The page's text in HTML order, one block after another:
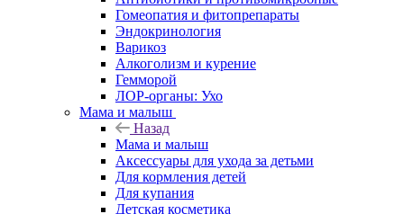
Гомеопатия и фитопрепараты
Эндокринология
Варикоз
Алкоголизм и курение
Гемморой
ЛОР-органы: Ухо
Мама и малыш
Назад
Мама и малыш
Аксессуары для ухода за детьми
Для кормления детей
Для купания
Детская косметика